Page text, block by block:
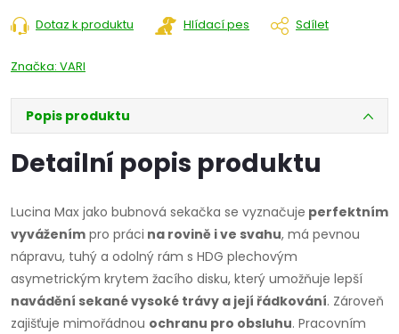
Dotaz k produktu Hlídací pes Sdílet
Značka: VARI
Popis produktu
Detailní popis produktu
Lucina Max jako bubnová sekačka se vyznačuje perfektním
vyvážením pro práci na rovině i ve svahu, má pevnou
nápravu, tuhý a odolný rám s HDG plechovým
asymetrickým krytem žacího disku, který umožňuje lepší
navádění sekané vysoké trávy a její řádkování. Zároveň
zajišťuje mimořádnou ochranu pro obsluhu. Pracovním